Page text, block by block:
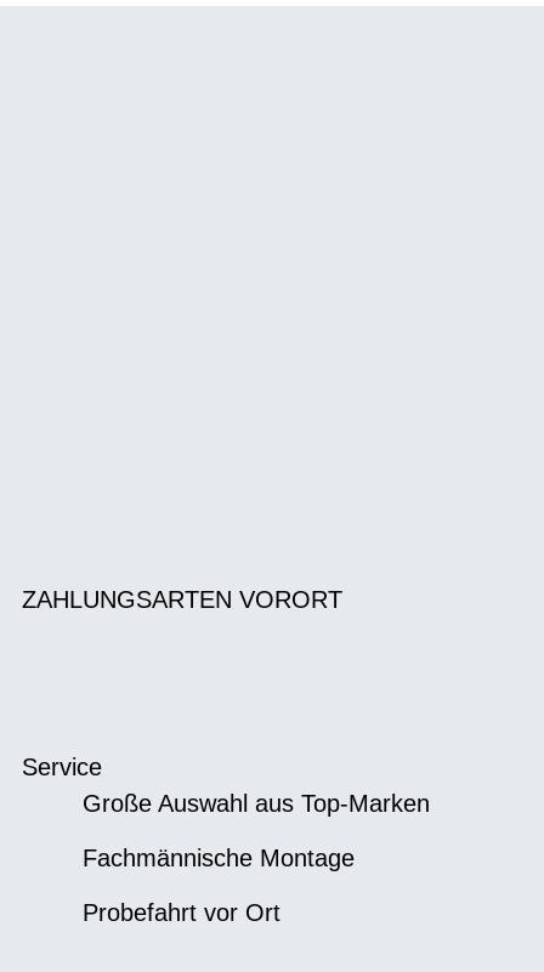
ZAHLUNGSARTEN VORORT
Service
Große Auswahl aus Top-Marken
Fachmännische Montage
Probefahrt vor Ort